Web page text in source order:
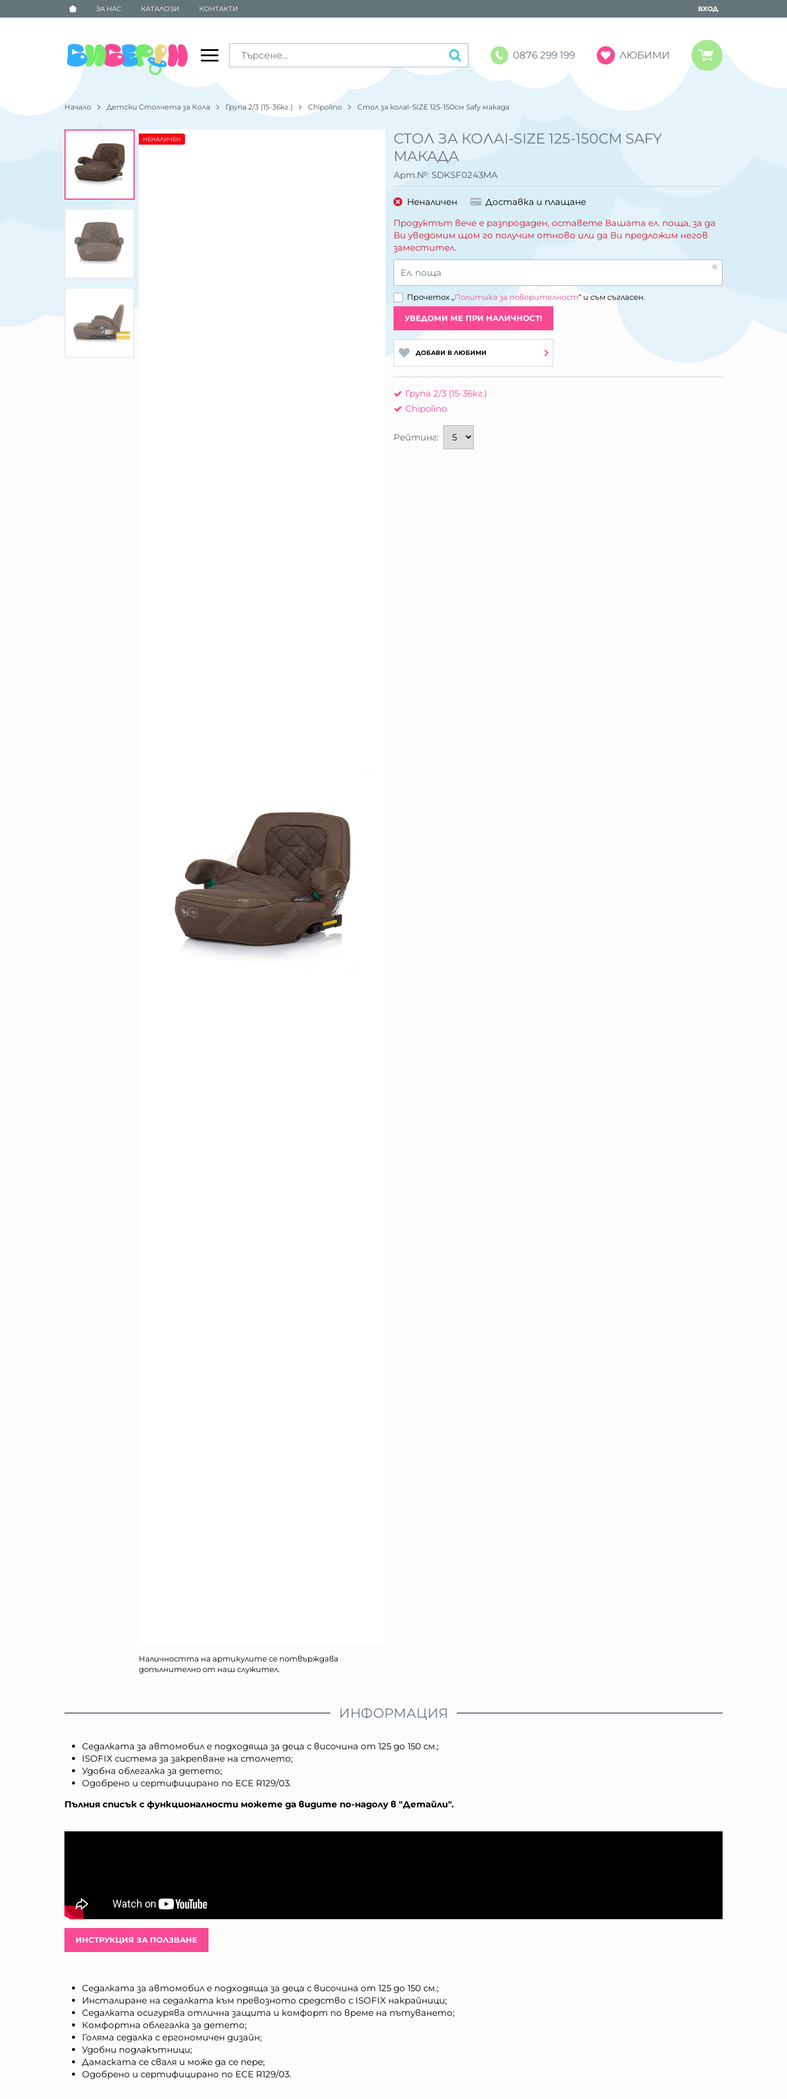
ЗА НАС КАТАЛОЗИ КОНТАКТИ ВХОД
0876 299 199 ЛЮБИМИ
Начало Детски Столчета за Кола Група 2/3 (15-36кг.) Chipolino Стол за колаI-SIZE 125-150см Safy макада
СТОЛ ЗА КОЛАI-SIZE 125-150СМ SAFY
МАКАДА
Арт.№: SDKSF0243MA
Наличността на артикулите се потвърждава
допълнително от наш служител.
НЕНАЛИЧЕН
Неналичен
Доставка и плащане
Продуктът вече е разпродаден, оставете Вашата ел. поща, за да
Ви уведомим щом го получим отново или да Ви предложим негов
заместител.
Ел. поща
Прочетох „Политика за поверителност“ и съм съгласен.
УВЕДОМИ МЕ ПРИ НАЛИЧНОСТ!
ДОБАВИ В ЛЮБИМИ
Група 2/3 (15-36кг.)
Chipolino
Рейтинг:
ИНФОРМАЦИЯ
Седалката за автомобил е подходяща за деца с височина от 125 до 150 см.;
ISOFIX система за закрепване на столчето;
Удобна облегалка за детето;
Одобрено и сертифицирано по ECE R129/03.
Пълния списък с функционалности можете да видите по-надолу в "Детайли".
ИНСТРУКЦИЯ ЗА ПОЛЗВАНЕ
Седалката за автомобил е подходяща за деца с височина от 125 до 150 см.;
Инсталиране на седалката към превозното средство с ISOFIX накрайници;
Седалката осигурява отлична защита и комфорт по време на пътуването;
Комфортна облегалка за детето;
Голяма седалка с ергономичен дизайн;
Удобни подлакътници;
Дамаската се сваля и може да се пере;
Одобрено и сертифицирано по ECE R129/03.